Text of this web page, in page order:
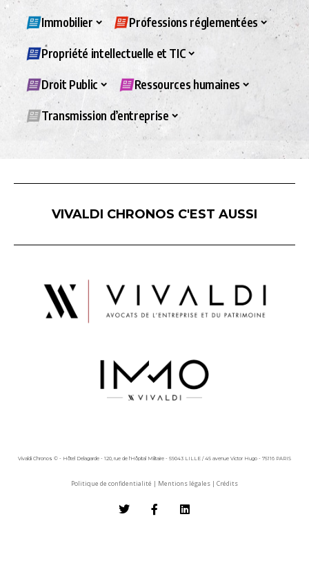
Immobilier Professions réglementées
Propriété intellectuelle et TIC
Droit Public Ressources humaines
Transmission d’entreprise
VIVALDI CHRONOS C'EST AUSSI
Vivaldi Chronos © - Hôtel Delagarde - 120, rue de l'Hôpital Militaire - 59043 LILLE / 45 avenue Victor Hugo - 75116 PARIS
Politique de confidentialité | Mentions légales | Crédits